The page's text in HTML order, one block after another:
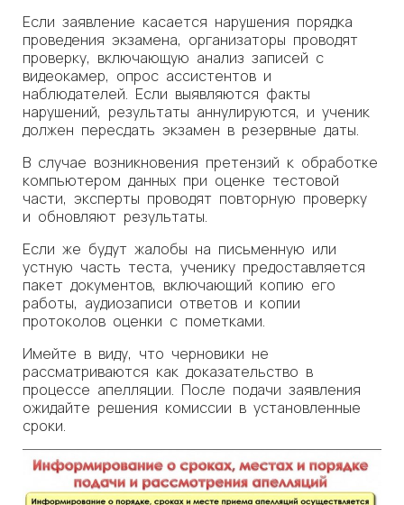
Если заявление касается нарушения порядка
проведения экзамена, организаторы проводят
проверку, включающую анализ записей с
видеокамер, опрос ассистентов и
наблюдателей. Если выявляются факты
нарушений, результаты аннулируются, и ученик
должен пересдать экзамен в резервные даты.
В случае возникновения претензий к обработке
компьютером данных при оценке тестовой
части, эксперты проводят повторную проверку
и обновляют результаты.
Если же будут жалобы на письменную или
устную часть теста, ученику предоставляется
пакет документов, включающий копию его
работы, аудиозаписи ответов и копии
протоколов оценки с пометками.
Имейте в виду, что черновики не
рассматриваются как доказательство в
процессе апелляции. После подачи заявления
ожидайте решения комиссии в установленные
сроки.